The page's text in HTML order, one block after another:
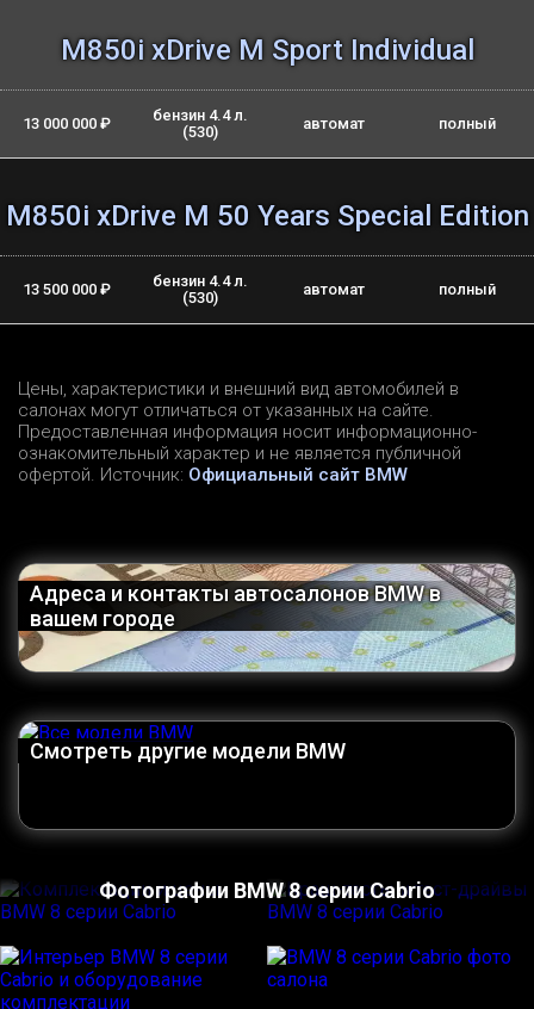
M850i xDrive M Sport Individual
13 000 000 ₽
бензин 4.4 л.
(530)
автомат полный
M850i xDrive M 50 Years Special Edition
13 500 000 ₽
бензин 4.4 л.
(530)
автомат полный
Цены, характеристики и внешний вид автомобилей в
салонах могут отличаться от указанных на сайте.
Предоставленная информация носит информационно-
ознакомительный характер и не является публичной
офертой. Источник: Официальный сайт BMW
Адреса и контакты автосалонов BMW в
вашем городе
Смотреть другие модели BMW
Фотографии BMW 8 серии Cabrio